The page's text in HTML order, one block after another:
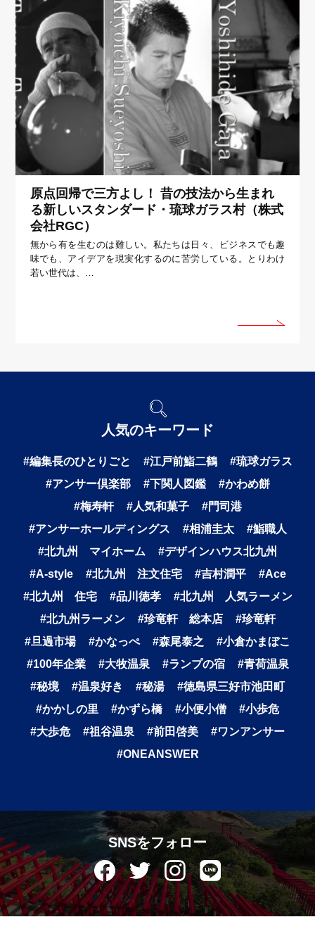
原点回帰で三方よし！ 昔の技法から生まれ
る新しいスタンダード・琉球ガラス村（株式
会社RGC）
無から有を生むのは難しい。私たちは日々、ビジネスでも趣
味でも、アイデアを現実化するのに苦労している。とりわけ
若い世代は、…
人気のキーワード
#編集長のひとりごと #江戸前鮨二鶴
#琉球ガラス
#アンサー倶楽部
#下関人図鑑
#かわめ餅
#梅寿軒
#人気和菓子
#門司港
#アンサーホールディングス
#相浦圭太
#鮨職人
#北九州 マイホーム
#デザインハウス北九州
#A-style
#北九州 注文住宅 #吉村潤平
#Ace
#北九州 住宅
#品川徳孝
#北九州 人気ラーメン
#北九州ラーメン
#珍竜軒 総本店
#珍竜軒
#旦過市場
#かなっぺ #森尾泰之
#小倉かまぼこ
#100年企業
#大牧温泉 #ランプの宿
#青荷温泉
#秘境
#温泉好き #秘湯
#徳島県三好市池田町
#かかしの里
#かずら橋 #小便小僧
#小歩危
#大歩危
#祖谷温泉 #前田啓美
#ワンアンサー
#ONEANSWER
SNSをフォロー